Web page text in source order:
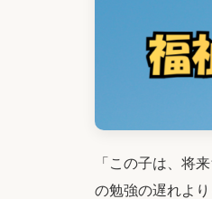
「この子は、将
の勉強の遅れよ